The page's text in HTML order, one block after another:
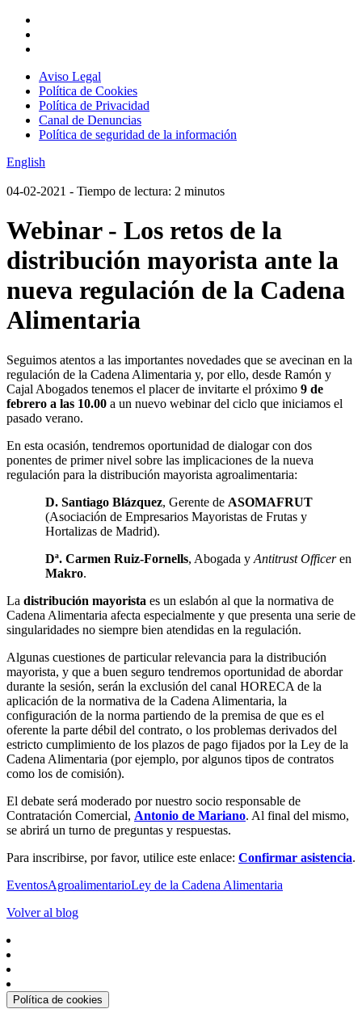
Aviso Legal
Política de Cookies
Política de Privacidad
Canal de Denuncias
Política de seguridad de la información
English
04-02-2021 - Tiempo de lectura: 2 minutos
Webinar - Los retos de la
distribución mayorista ante la
nueva regulación de la Cadena
Alimentaria
Seguimos atentos a las importantes novedades que se avecinan en la
regulación de la Cadena Alimentaria y, por ello, desde Ramón y
Cajal Abogados tenemos el placer de invitarte el próximo 9 de
febrero a las 10.00 a un nuevo webinar del ciclo que iniciamos el
pasado verano.
En esta ocasión, tendremos oportunidad de dialogar con dos
ponentes de primer nivel sobre las implicaciones de la nueva
regulación para la distribución mayorista agroalimentaria:
D. Santiago Blázquez, Gerente de ASOMAFRUT
(Asociación de Empresarios Mayoristas de Frutas y
Hortalizas de Madrid).
Dª. Carmen Ruiz-Fornells, Abogada y Antitrust Officeren
Makro.
La distribución mayorista es un eslabón al que la normativa de
Cadena Alimentaria afecta especialmente y que presenta una serie de
singularidades no siempre bien atendidas en la regulación.
Algunas cuestiones de particular relevancia para la distribución
mayorista, y que a buen seguro tendremos oportunidad de abordar
durante la sesión, serán la exclusión del canal HORECA de la
aplicación de la normativa de la Cadena Alimentaria, la
configuración de la norma partiendo de la premisa de que es el
oferente la parte débil del contrato, o los problemas derivados del
estricto cumplimiento de los plazos de pago fijados por la Ley de la
Cadena Alimentaria (por ejemplo, por algunos tipos de contratos
como los de comisión).
El debate será moderado por nuestro socio responsable de
Contratación Comercial, Antonio de Mariano. Al final del mismo,
se abrirá un turno de preguntas y respuestas.
Para inscribirse, por favor, utilice este enlace: Confirmar asistencia.
EventosAgroalimentarioLey de la Cadena Alimentaria
Volver al blog
Política de cookies